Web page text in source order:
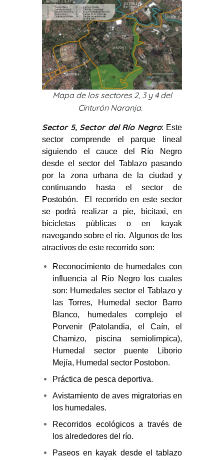
Mapa de los sectores 2, 3 y 4 del
Cinturón Naranja.
Sector 5, Sector del Río Negro: Este
sector comprende el parque lineal
siguiendo el cauce del Río Negro
desde el sector del Tablazo pasando
por la zona urbana de la ciudad y
continuando hasta el sector de
Postobón. El recorrido en este sector
se podrá realizar a pie, bicitaxi, en
bicicletas públicas o en kayak
navegando sobre el río. Algunos de los
atractivos de este recorrido son:
Reconocimiento de humedales con
influencia al Río Negro los cuales
son: Humedales sector el Tablazo y
las Torres, Humedal sector Barro
Blanco, humedales complejo el
Porvenir (Patolandia, el Caín, el
Chamizo, piscina semiolimpica),
Humedal sector puente Liborio
Mejía, Humedal sector Postobon.
Práctica de pesca deportiva.
Avistamiento de aves migratorias en
los humedales.
Recorridos ecológicos a través de
los alrededores del río.
Paseos en kayak desde el tablazo